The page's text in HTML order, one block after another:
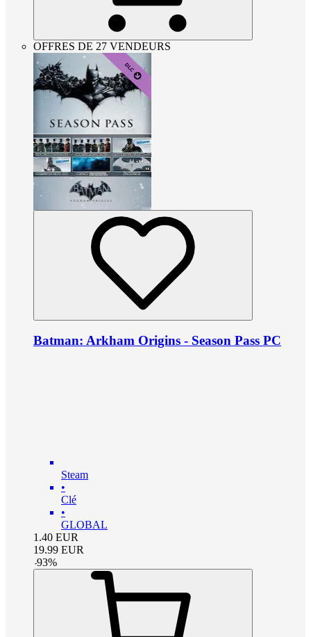
OFFRES DE 27 VENDEURS
Batman: Arkham Origins - Season Pass PC
Steam
•
Clé
•
GLOBAL
1.40 EUR
19.99 EUR
-93%